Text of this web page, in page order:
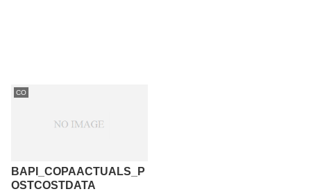
CO
BAPI_COPAACTUALS_P
OSTCOSTDATA